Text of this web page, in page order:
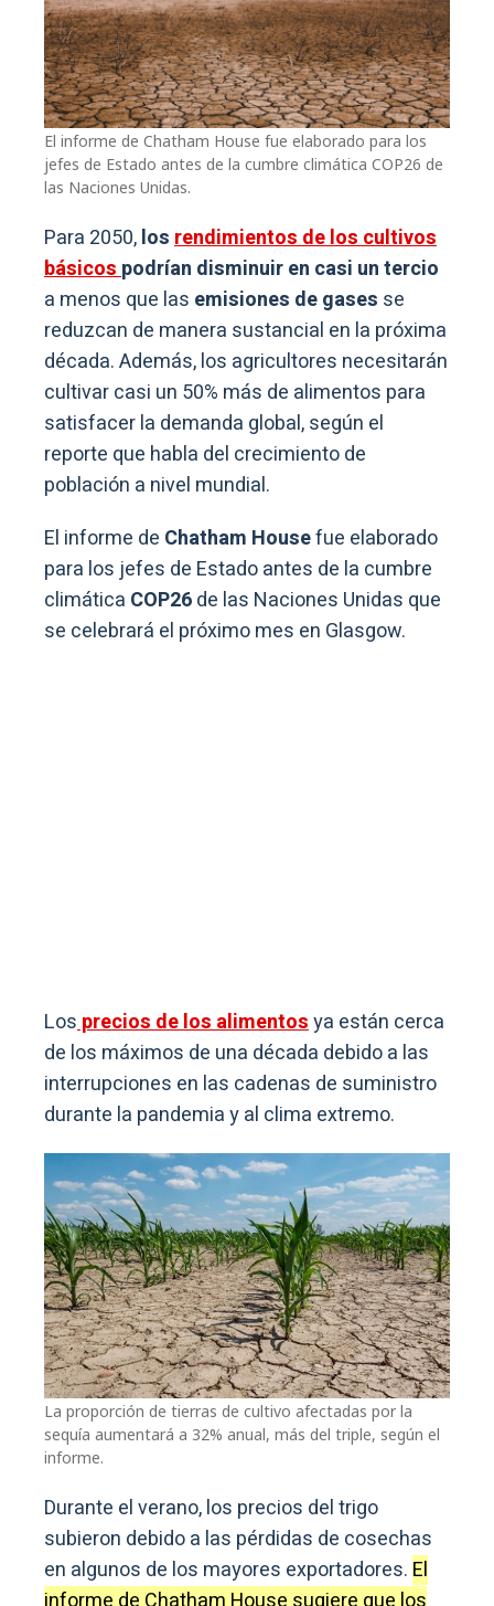
El informe de Chatham House fue elaborado para los
jefes de Estado antes de la cumbre climática COP26 de
las Naciones Unidas.
Para 2050,losrendimientos de los cultivos
básicospodrían disminuir en casi un tercio
a menos que las emisiones de gases se
reduzcan de manera sustancial en la próxima
década. Además, los agricultores necesitarán
cultivar casi un 50% más de alimentos para
satisfacer la demanda global, según el
reporte que habla del crecimiento de
población a nivel mundial.
El informe de Chatham Housefue elaborado
para los jefes de Estado antes de la cumbre
climática COP26de las Naciones Unidas que
se celebrará el próximo mes en Glasgow.
Losprecios de los alimentosya están cerca
de los máximos de una década debido a las
interrupciones en las cadenas de suministro
durante la pandemia y al clima extremo.
La proporción de tierras de cultivo afectadas por la
sequía aumentará a 32% anual, más del triple, según el
informe.
Durante el verano, los precios del trigo
subieron debido a las pérdidas de cosechas
en algunos de los mayores exportadores. El